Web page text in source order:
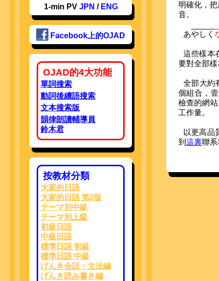
1-min PV JPN / ENG
Facebook上的OJAD
OJAD的4大功能
單詞搜索
動詞後續語搜索
文本搜索版
韻律朗讀輔導員
鈴木君
按教材分類
大家的日語
大家的日語 第2版
テーマ別中級
テーマ別上級
初級日語
中級日語
標準日語 初級
標準日語 中級
げんき会話・文法編
げんき読み書き編
明確化，
音。
あやしく
這些樣本
要對全部
全部大約
個組合，
檢查的網
工作量。
以更高品
到 這裏聯